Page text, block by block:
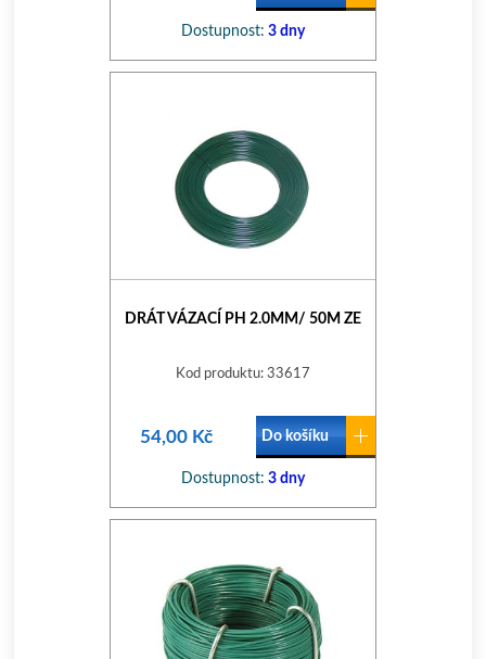
Dostupnost: 3 dny
DRÁT VÁZACÍ PH 2.0MM/ 50M ZE
Kod produktu: 33617
54,00 Kč Do košíku
Dostupnost: 3 dny